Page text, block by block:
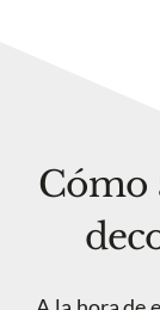
Cómo